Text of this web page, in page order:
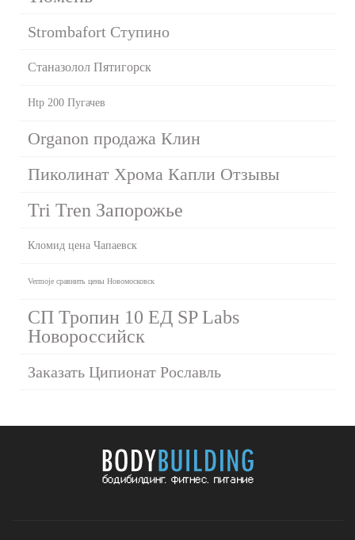
Strombafort Ступино
Станазолол Пятигорск
Htp 200 Пугачев
Organon продажа Клин
Пиколинат Хрома Капли Отзывы
Tri Tren Запорожье
Кломид цена Чапаевск
Vermoje сравнить цены Новомосковск
СП Тропин 10 ЕД SP Labs
Новороссийск
Заказать Ципионат Рославль